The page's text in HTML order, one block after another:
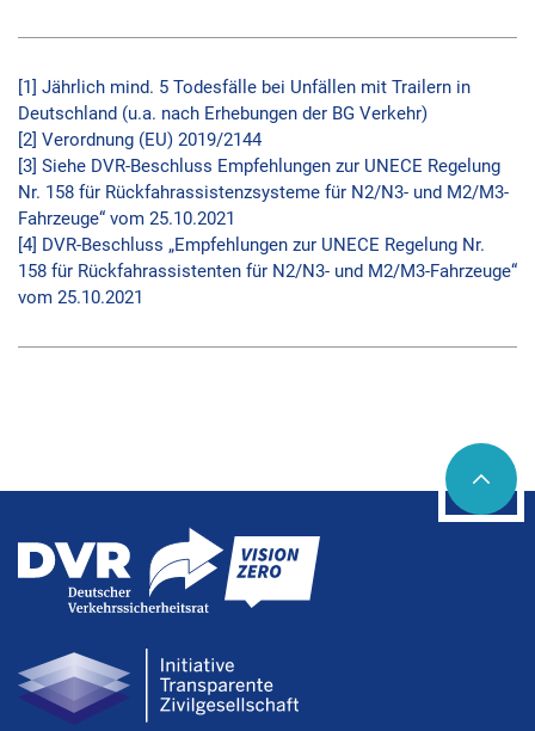
[1] Jährlich mind. 5 Todesfälle bei Unfällen mit Trailern in
Deutschland (u.a. nach Erhebungen der BG Verkehr)
[2] Verordnung (EU) 2019/2144
[3] Siehe DVR-Beschluss Empfehlungen zur UNECE Regelung
Nr. 158 für Rückfahrassistenzsysteme für N2/N3- und M2/M3-
Fahrzeuge“ vom 25.10.2021
[4] DVR-Beschluss „Empfehlungen zur UNECE Regelung Nr.
158 für Rückfahrassistenten für N2/N3- und M2/M3-Fahrzeuge“
vom 25.10.2021